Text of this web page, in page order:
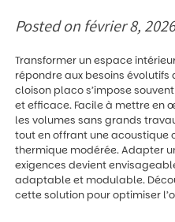
Posted on février 8,
Transformer un espace
répondre aux besoins évolutifs
cloison placo s’impose
et efficace. Facile à mettre en
les volumes sans grands
tout en offrant une acoustique
thermique modérée. Adapter
exigences devient
adaptable et modulable.
cette solution pour optimiser